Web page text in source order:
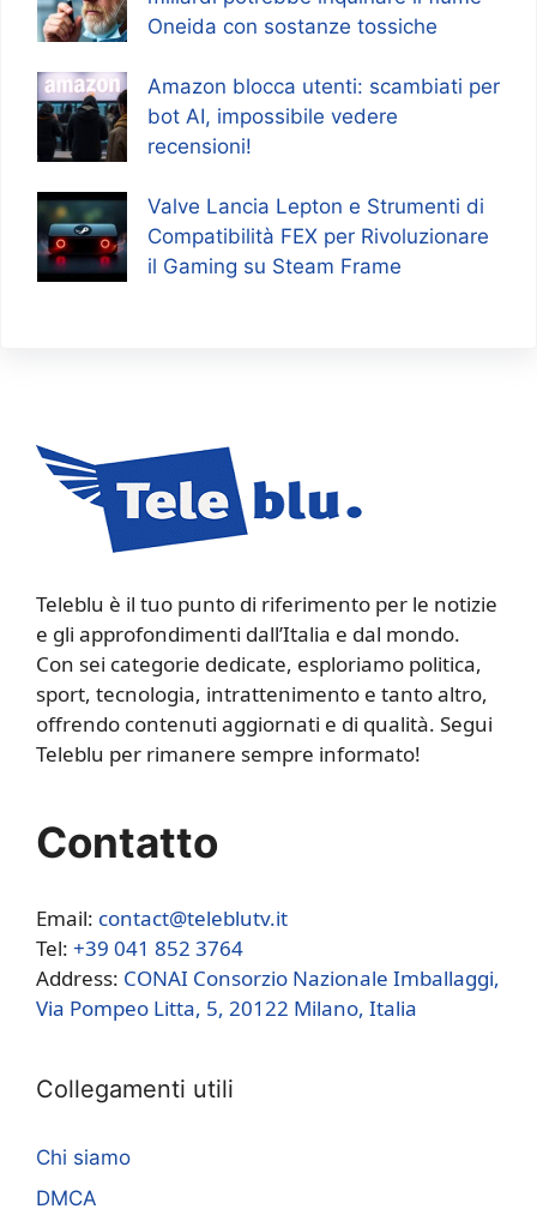
Oneida con sostanze tossiche
Amazon blocca utenti: scambiati per
bot AI, impossibile vedere
recensioni!
Valve Lancia Lepton e Strumenti di
Compatibilità FEX per Rivoluzionare
il Gaming su Steam Frame
Teleblu è il tuo punto di riferimento per le notizie
e gli approfondimenti dall’Italia e dal mondo.
Con sei categorie dedicate, esploriamo politica,
sport, tecnologia, intrattenimento e tanto altro,
offrendo contenuti aggiornati e di qualità. Segui
Teleblu per rimanere sempre informato!
Contatto
Email: contact@teleblutv.it
Tel: +39 041 852 3764
Address: CONAI Consorzio Nazionale Imballaggi,
Via Pompeo Litta, 5, 20122 Milano, Italia
Collegamenti utili
Chi siamo
DMCA